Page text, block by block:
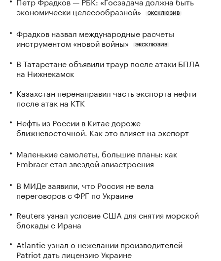
экономически целесообразной»
ЭКСКЛЮЗИВ
Фрадков назвал международные расчеты
инструментом «новой войны»
ЭКСКЛЮЗИВ
В Татарстане объявили траур после атаки БПЛА
на Нижнекамск
Казахстан перенаправил часть экспорта нефти
после атак на КТК
Нефть из России в Китае дороже
ближневосточной. Как это влияет на экспорт
Маленькие самолеты, большие планы: как
Embraer стал звездой авиастроения
В МИДе заявили, что Россия не вела
переговоров с ФРГ по Украине
Reuters узнал условие США для снятия морской
блокады с Ирана
Atlantic узнал о нежелании производителей
Patriot дать лицензию Украине